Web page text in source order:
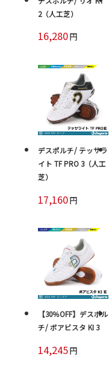
2（人工芝）
16,280円
デスポルチ/ テッサラ
イト TF PRO 3（人工
芝）
17,160円
【30％OFF】デスポル
チ/ ボアビスタ KI 3
14,245円